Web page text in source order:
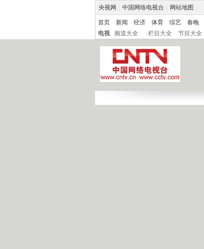
央视网 中国网络电视台 网站地图
首页 新闻 经济 体育 综艺 春晚
电视
频道大全 栏目大全 节目大全